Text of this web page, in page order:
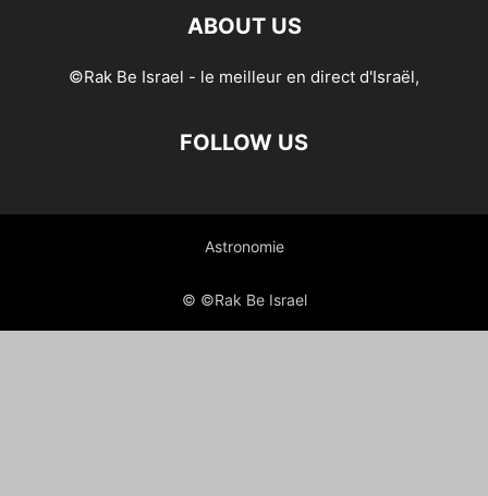
ABOUT US
©Rak Be Israel - le meilleur en direct d'Israël,
FOLLOW US
Astronomie
© ©Rak Be Israel